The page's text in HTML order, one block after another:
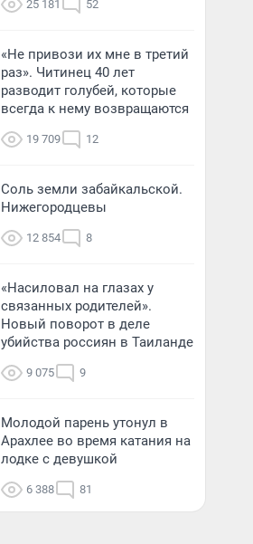
25 181 52
«Не привози их мне в третий
раз». Читинец 40 лет
разводит голубей, которые
всегда к нему возвращаются
19 709 12
Соль земли забайкальской.
Нижегородцевы
12 854 8
«Насиловал на глазах у
связанных родителей».
Новый поворот в деле
убийства россиян в Таиланде
9 075 9
Молодой парень утонул в
Арахлее во время катания на
лодке с девушкой
6 388 81